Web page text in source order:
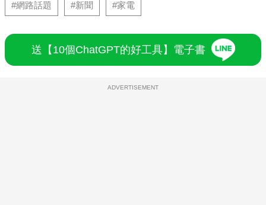
#網路話題 #新聞 #家電
送【10個ChatGPT的好工具】電子書
ADVERTISEMENT